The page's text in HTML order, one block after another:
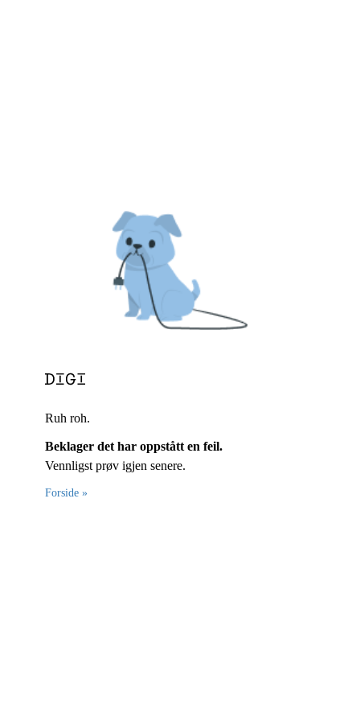
Ruh roh.
Beklager det har oppstått en feil.
Vennligst prøv igjen senere.
Forside »